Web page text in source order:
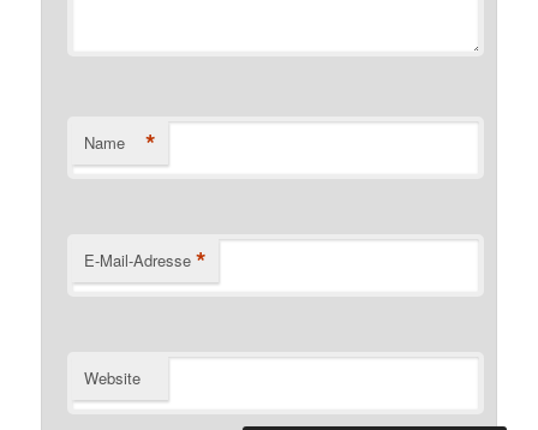
Name *
E-Mail-Adresse *
Website